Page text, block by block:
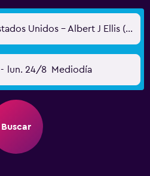
Jacksonville, NC, Estados Unidos - Albert J Ellis (OAJ)
- lun. 24/8 Mediodía
Buscar